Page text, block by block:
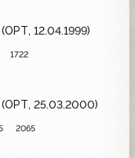
12.04.1999)
1722
25.03.2000)
2065